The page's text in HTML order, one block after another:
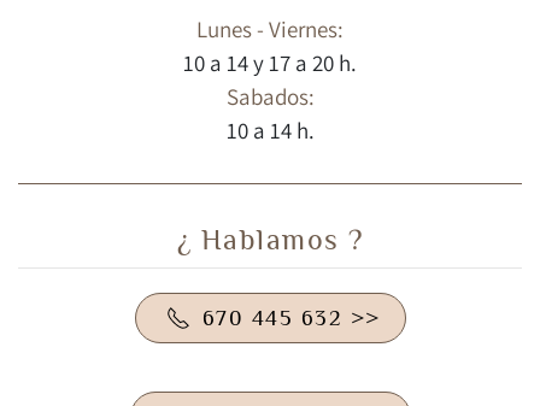
Lunes - Viernes:
10 a 14 y 17 a 20 h.
Sabados:
10 a 14 h.
¿ Hablamos ?
670 445 632 >>